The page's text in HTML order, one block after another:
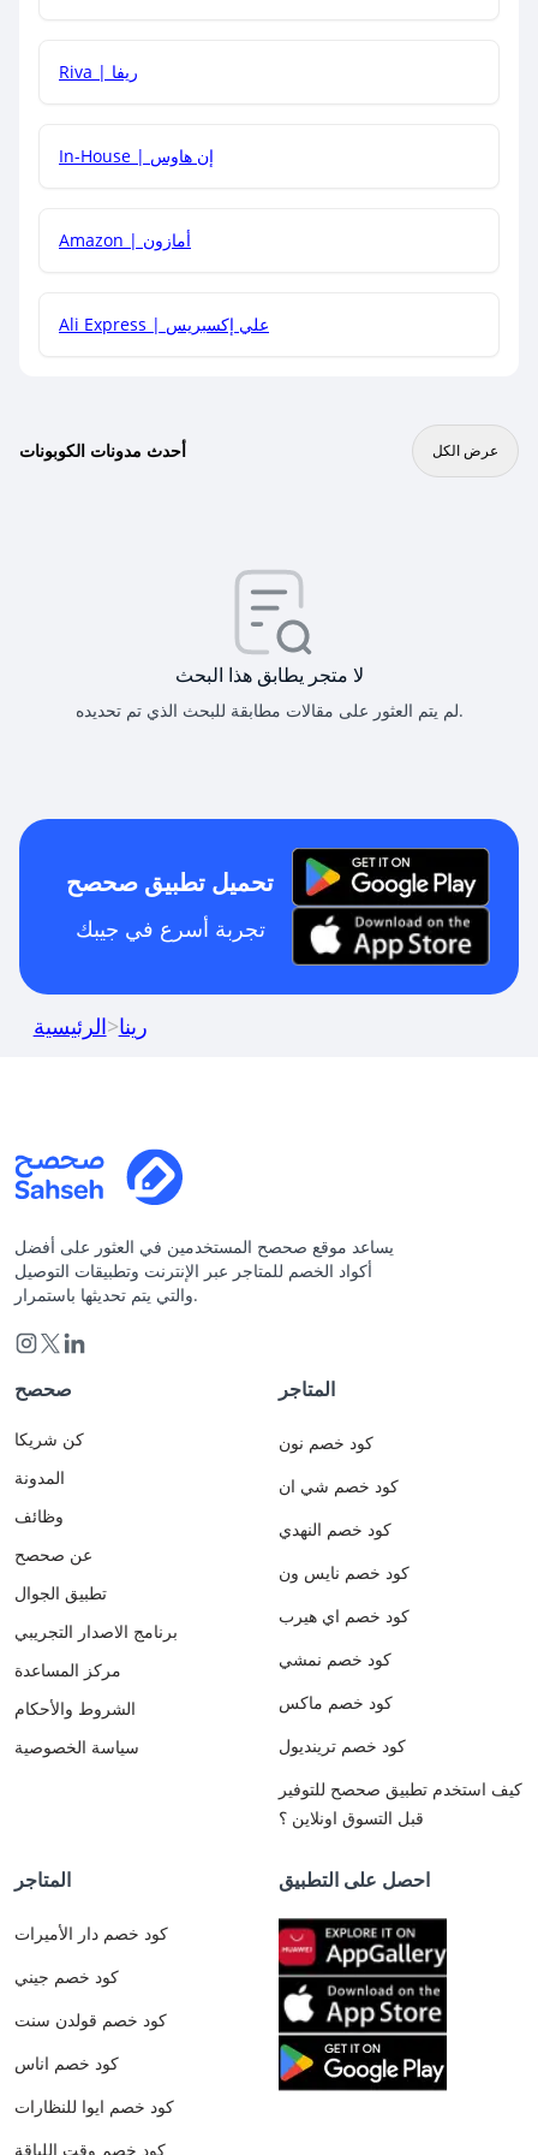
هل يمكنني جمع كود خصم مع العروض الأخرى؟
Riva | ريفا
In-House | إن هاوس
Amazon | أمازون
Ali Express | علي إكسبريس
أحدث مدونات الكوبونات عرض الكل
لا متجر يطابق هذا البحث
لم يتم العثور على مقالات مطابقة للبحث الذي تم تحديده.
تحميل تطبيق صحصح
تجربة أسرع في جيبك
الرئيسية>رينا
يساعد موقع صحصح المستخدمين في العثور على أفضل
أكواد الخصم للمتاجر عبر الإنترنت وتطبيقات التوصيل
والتي يتم تحديثها باستمرار.
صحصح
كن شريكا
المدونة
وظائف
عن صحصح
تطبيق الجوال
برنامج الاصدار التجريبي
مركز المساعدة
الشروط والأحكام
سياسة الخصوصية
المتاجر
كود خصم نون
كود خصم شي ان
كود خصم النهدي
كود خصم نايس ون
كود خصم اي هيرب
كود خصم نمشي
كود خصم ماكس
كود خصم ترينديول
كيف استخدم تطبيق صحصح للتوفير
قبل التسوق اونلاين ؟
المتاجر
كود خصم دار الأميرات
كود خصم جيني
كود خصم قولدن سنت
كود خصم اناس
كود خصم ايوا للنظارات
كود خصم وقت اللياقة
احصل على التطبيق